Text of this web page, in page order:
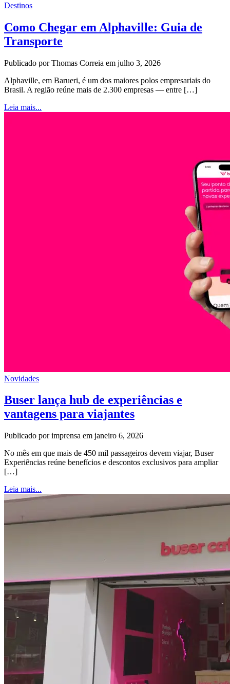
Destinos
Como Chegar em Alphaville: Guia de
Transporte
Publicado por Thomas Correia em julho 3, 2026
Alphaville, em Barueri, é um dos maiores polos empresariais do
Brasil. A região reúne mais de 2.300 empresas — entre […]
Leia mais...
Novidades
Buser lança hub de experiências e
vantagens para viajantes
Publicado por imprensa em janeiro 6, 2026
No mês em que mais de 450 mil passageiros devem viajar, Buser
Experiências reúne benefícios e descontos exclusivos para ampliar
[…]
Leia mais...